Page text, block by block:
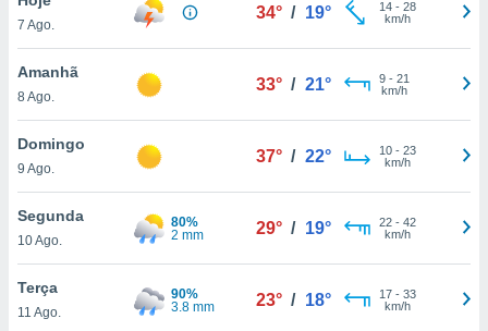
lhe
e
com
Pode
e
a
7 Ago.
34° / 19° 14- 28
km/h
Amanhã
8 Ago.
33° / 21° 9- 21
km/h
Domingo
9 Ago.
37° / 22° 10- 23
km/h
Segunda
10 Ago.
80%
2 mm
29° / 19° 22- 42
km/h
Terça
11 Ago.
90%
3.8 mm
23° / 18° 17- 33
km/h